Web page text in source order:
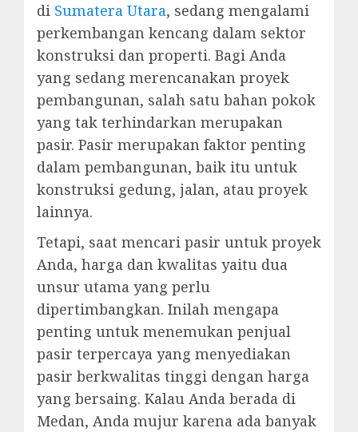
di Sumatera Utara, sedang mengalami
perkembangan kencang dalam sektor
konstruksi dan properti. Bagi Anda
yang sedang merencanakan proyek
pembangunan, salah satu bahan pokok
yang tak terhindarkan merupakan
pasir. Pasir merupakan faktor penting
dalam pembangunan, baik itu untuk
konstruksi gedung, jalan, atau proyek
lainnya.
Tetapi, saat mencari pasir untuk proyek
Anda, harga dan kwalitas yaitu dua
unsur utama yang perlu
dipertimbangkan. Inilah mengapa
penting untuk menemukan penjual
pasir terpercaya yang menyediakan
pasir berkwalitas tinggi dengan harga
yang bersaing. Kalau Anda berada di
Medan, Anda mujur karena ada banyak